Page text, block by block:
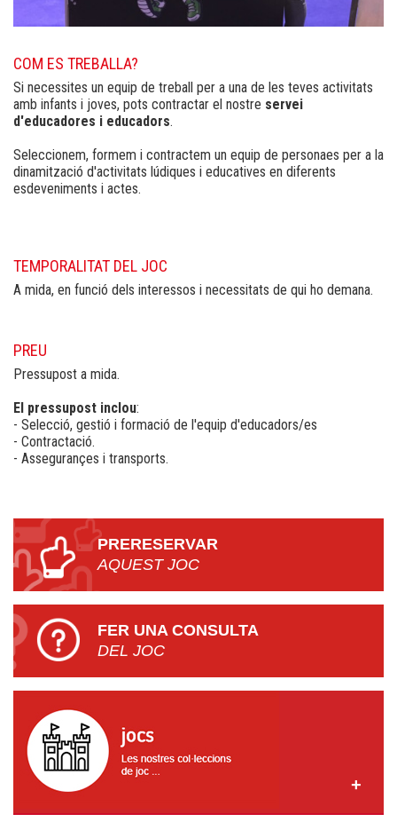
COM ES TREBALLA?
Si necessites un equip de treball per a una de les teves activitats
amb infants i joves, pots contractar el nostre servei
d'educadores i educadors.
Seleccionem, formem i contractem un equip de personaes per a la
dinamització d'activitats lúdiques i educatives en diferents
esdeveniments i actes.
TEMPORALITAT DEL JOC
A mida, en funció dels interessos i necessitats de qui ho demana.
PREU
Pressupost a mida.
El pressupost inclou:
- Selecció, gestió i formació de l'equip d'educadors/es
- Contractació.
- Assegurançes i transports.
PRERESERVAR
AQUEST JOC
FER UNA CONSULTA
DEL JOC